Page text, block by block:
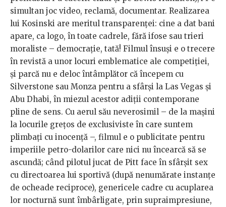
simultan joc video, reclamă, documentar. Realizarea
lui Kosinski are meritul transparenței: cine a dat bani
apare, ca logo, în toate cadrele, fără ifose sau trieri
moraliste – democrație, tată! Filmul însuși e o trecere
în revistă a unor locuri emblematice ale competiției,
și parcă nu e deloc întâmplător că începem cu
Silverstone sau Monza pentru a sfârși la Las Vegas și
Abu Dhabi, în miezul acestor adiții contemporane
pline de sens. Cu aerul său neverosimil – de la mașini
la locurile grețos de exclusiviste în care suntem
plimbați cu inocență –, filmul e o publicitate pentru
imperiile petro-dolarilor care nici nu încearcă să se
ascundă; când pilotul jucat de Pitt face în sfârșit sex
cu directoarea lui sportivă (după nenumărate instanțe
de ocheade reciproce), genericele cadre cu acuplarea
lor nocturnă sunt îmbârligate, prin supraimpresiune,